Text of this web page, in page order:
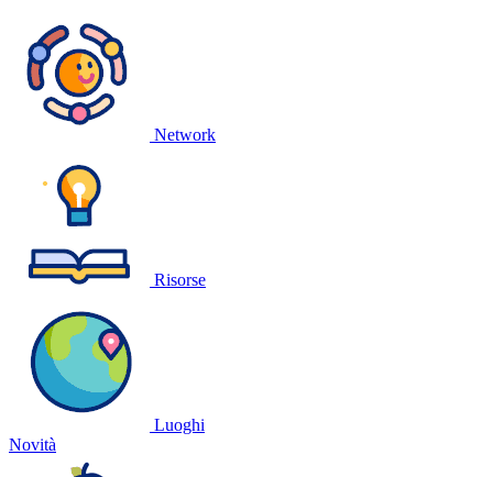
Network
Risorse
Luoghi
Novità